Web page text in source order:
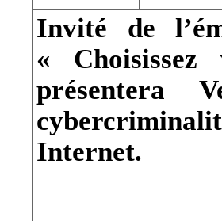
Invité de
«
Internet.